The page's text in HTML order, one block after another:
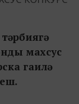
махсус
гаилә